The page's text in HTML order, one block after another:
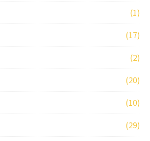
(1)
(17)
(2)
(20)
(10)
(29)